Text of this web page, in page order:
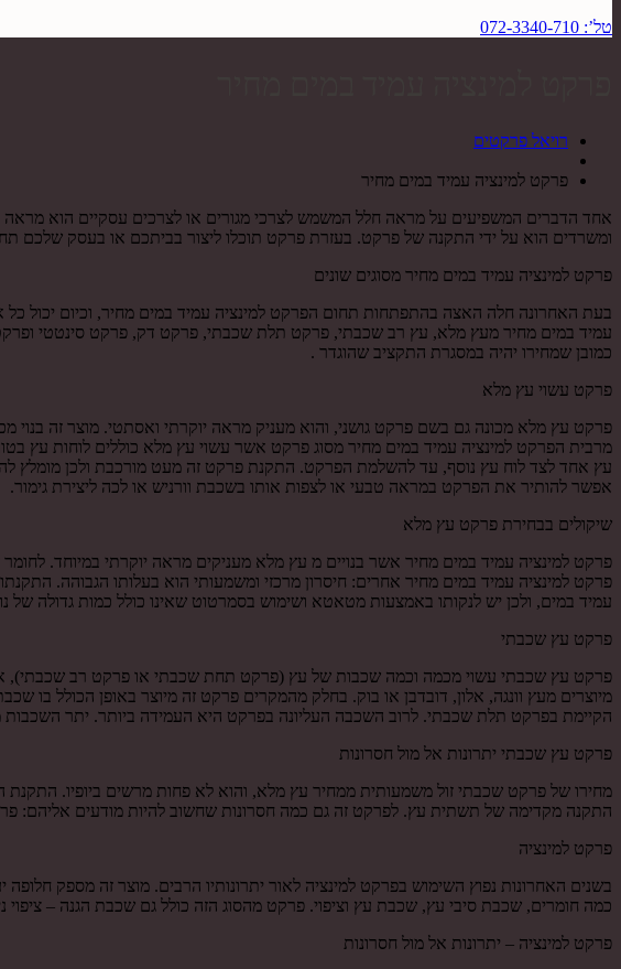
טל’: 072-3340-710
רויאל פרקטים
פרקט למינציה עמיד במים מחיר
אחד הדברים המשפיעים על מראה חלל המשמש לצרכי מגורים או לצרכים עסקיים הוא
ומשרדים הוא על ידי התקנה של פרקט. בעזרת פרקט תוכלו ליצור בביתכם או בעסק שלכם
פרקט למינציה עמיד במים מחיר מסוגים שונים
בעת האחרונה חלה האצה בהתפתחות תחום הפרקט למינציה עמיד במים מחיר, וכיום יכול
עמיד במים מחיר מעץ מלא, עץ רב שכבתי, פרקט תלת שכבתי, פרקט דק, פרקט סינטטי ופרקט
כמובן שמחירו יהיה במסגרת התקציב שהוגדר .
פרקט עשוי עץ מלא
פרקט עץ מלא מכונה גם בשם פרקט גושני, והוא מעניק מראה יוקרתי ואסתטי. מוצר זה
עץ אחד לצד לוח עץ נוסף, עד להשלמת הפרקט. התקנת פרקט זה מעט מורכבת ולכן מומלץ
אפשר להותיר את הפרקט במראה טבעי או לצפות אותו בשכבת וורניש או לכה ליצירת גימור.
שיקולים בבחירת פרקט עץ מלא
פרקט למינציה עמיד במים מחיר אשר בנויים מ עץ מלא מעניקים מראה יוקרתי במיוחד.
פרקט למינציה עמיד במים מחיר אחרים: חיסרון מרכזי ומשמעותי הוא בעלותו הגבוהה.
עמיד במים, ולכן יש לנקותו באמצעות מטאטא ושימוש בסמרטוט שאינו כולל כמות גדולה של
פרקט עץ שכבתי
פרקט עץ שכבתי עשוי מכמה וכמה שכבות של עץ (פרקט תחת שכבתי או פרקט רב שכבתי), אשר
מיוצרים מעץ וונגה, אלון, דובדבן או בוק. בחלק מהמקרים פרקט זה מיוצר באופן הכולל
הקיימת בפרקט תלת שכבתי. לרוב השכבה העליונה בפרקט היא העמידה ביותר. יתר השכבות
פרקט עץ שכבתי יתרונות אל מול חסרונות
מחירו של פרקט שכבתי זול משמעותית ממחיר עץ מלא, והוא לא פחות מרשים ביופיו.
התקנה מקדימה של תשתית עץ. לפרקט זה גם כמה חסרונות שחשוב להיות מודעים אליהם:
פרקט למינציה
בשנים האחרונות נפוץ השימוש בפרקט למינציה לאור יתרונותיו הרבים. מוצר זה מספק
כמה חומרים, שכבת סיבי עץ, שכבת עץ וציפוי. פרקט מהסוג הזה כולל גם שכבת הגנה – ציפוי
פרקט למינציה – יתרונות אל מול חסרונות